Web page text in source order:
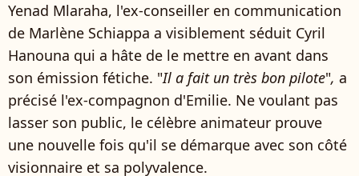
Yenad Mlaraha, l'ex-conseiller en communication
de Marlène Schiappa a visiblement séduit Cyril
Hanouna qui a hâte de le mettre en avant dans
son émission fétiche. "Il a fait un très bon pilote", a
précisé l'ex-compagnon d'Emilie. Ne voulant pas
lasser son public, le célèbre animateur prouve
une nouvelle fois qu'il se démarque avec son côté
visionnaire et sa polyvalence.